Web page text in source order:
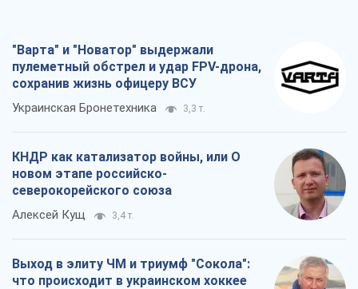
"Варта" и "Новатор" выдержали
пулеметный обстрел и удар FPV-дрона,
сохранив жизнь офицеру ВСУ
Украинская Бронетехника 3,3 т.
КНДР как катализатор войны, или О
новом этапе российско-
северокорейского союза
Алексей Кущ 3,4 т.
Выход в элиту ЧМ и триумф "Сокола":
что происходит в украинском хоккее